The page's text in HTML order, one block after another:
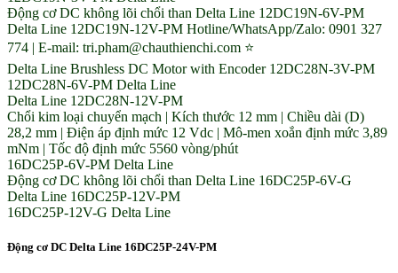
Động cơ DC không lõi chổi than Delta Line 12DC19N-6V-PM
Delta Line 12DC19N-12V-PM Hotline/WhatsApp/Zalo: 0901 327
774 | E-mail: tri.pham@chauthienchi.com ⭐
Delta Line Brushless DC Motor with Encoder 12DC28N-3V-PM
12DC28N-6V-PM Delta Line
Delta Line 12DC28N-12V-PM
Chổi kim loại chuyển mạch | Kích thước 12 mm | Chiều dài (D)
28,2 mm | Điện áp định mức 12 Vdc | Mô-men xoắn định mức 3,89
mNm | Tốc độ định mức 5560 vòng/phút
16DC25P-6V-PM Delta Line
Động cơ DC không lõi chổi than Delta Line 16DC25P-6V-G
Delta Line 16DC25P-12V-PM
16DC25P-12V-G Delta Line
Động cơ DC Delta Line 16DC25P-24V-PM